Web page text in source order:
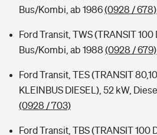
Bus/Kombi, ab 1986(0928 / 678)
Ford Transit, TWS (TRANSIT 100
Bus/Kombi, ab 1988 (0928 / 679)
Ford Transit, TES (TRANSIT
KLEINBUS DIESEL), 52 kW,
(0928 / 703)
Ford Transit, TBS (TRANSIT 100